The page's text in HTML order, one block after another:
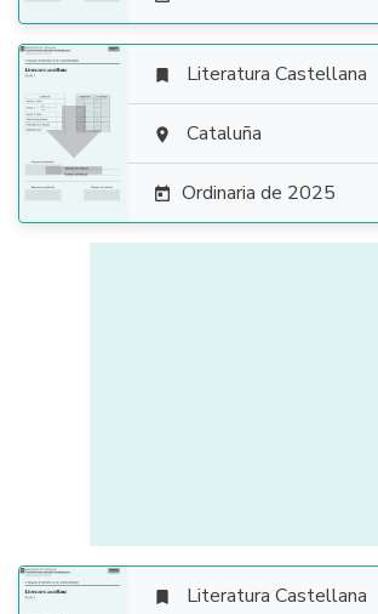

 Literatura Castellana
 Cataluña
 Ordinaria de 2025
 Literatura Castellana